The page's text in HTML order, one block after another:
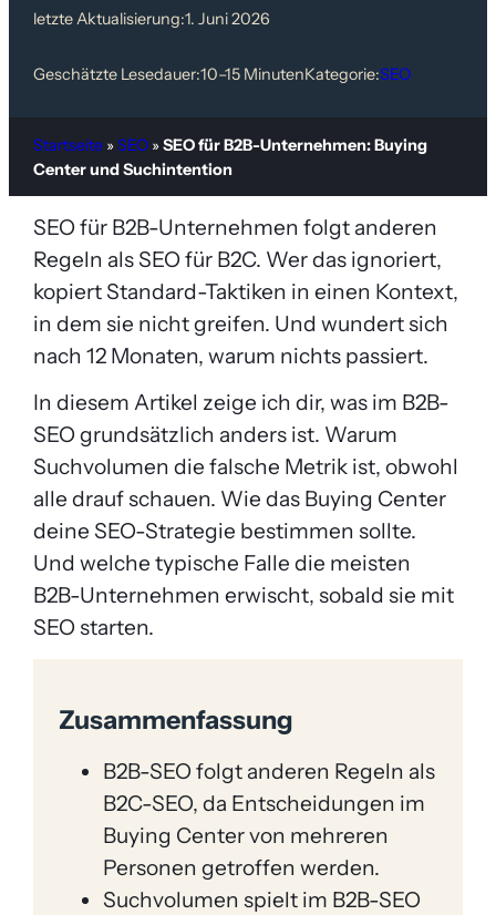
letzte Aktualisierung:1. Juni 2026
Geschätzte Lesedauer:10–15 MinutenKategorie:SEO
Startseite »SEO »SEO für B2B-Unternehmen: Buying
Center und Suchintention
SEO für B2B-Unternehmen folgt anderen
Regeln als SEO für B2C. Wer das ignoriert,
kopiert Standard-Taktiken in einen Kontext,
in dem sie nicht greifen. Und wundert sich
nach 12 Monaten, warum nichts passiert.
In diesem Artikel zeige ich dir, was im B2B-
SEO grundsätzlich anders ist. Warum
Suchvolumen die falsche Metrik ist, obwohl
alle drauf schauen. Wie das Buying Center
deine SEO-Strategie bestimmen sollte.
Und welche typische Falle die meisten
B2B-Unternehmen erwischt, sobald sie mit
SEO starten.
Zusammenfassung
B2B-SEO folgt anderen Regeln als
B2C-SEO, da Entscheidungen im
Buying Center von mehreren
Personen getroffen werden.
Suchvolumen spielt im B2B-SEO